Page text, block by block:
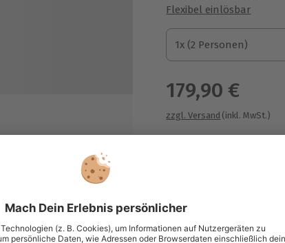
Flexibel einlösbar
1x (2 Personen)
1x (2 Personen)
1x (2 Personen)
179,90 €
zzgl. Versand (inkl. MwSt.)
In
Immer das
Große Auswahl,
maximale Sicherheit
Wasserflasche auf